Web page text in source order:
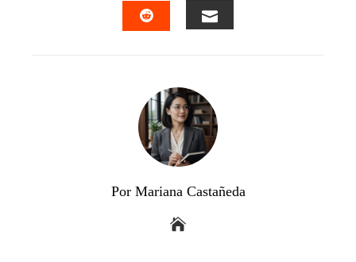
Por Mariana Castañeda